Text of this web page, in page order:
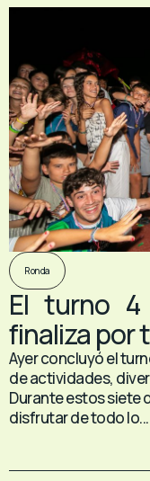
Ronda
El turno 4
finaliza por
Ayer concluyó el
de actividades,
Durante estos siete
disfrutar de todo lo...